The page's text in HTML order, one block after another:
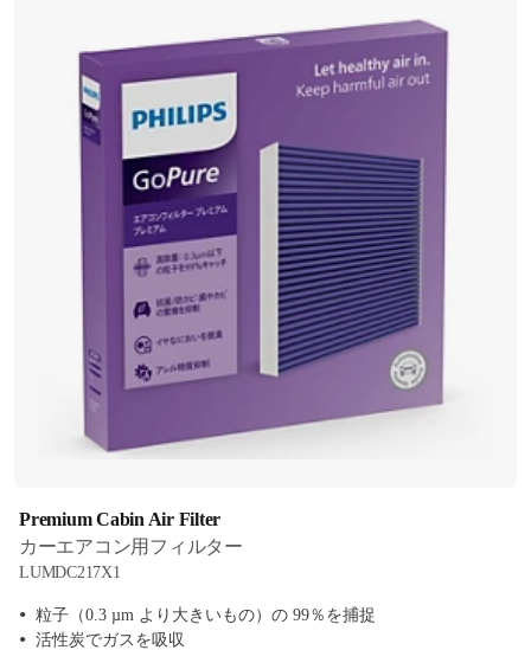
Premium Cabin Air Filter
カーエアコン用フィルター
LUMDC217X1
粒子（0.3 µm より大きいもの）の 99％を捕捉
活性炭でガスを吸収